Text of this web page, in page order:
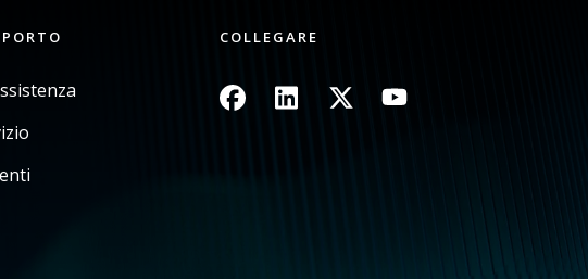
COLLEGARE
ImmagineImmagineImmagineImmagine